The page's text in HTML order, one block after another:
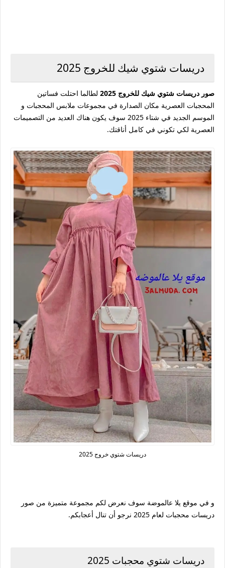
دريسات شتوي شيك للخروج 2025
صور دريسات شتوي شيك للخروج 2025
لطالما احتلت فساتين
المحجبات العصرية مكان الصدارة في مجموعات ملابس المحجبات و
الموسم الجديد في شتاء 2025 سوف يكون هناك العديد من التصميمات
العصرية لكي تكوني في كامل أناقتك.
دريسات شتوي خروج 2025
و في موقع يلا عالموضة سوف نعرض لكم مجموعة متميزة من صور
دريسات محجبات لعام 2025 نرجو أن تنال أعجابكم.
دريسات شتوي محجبات 2025